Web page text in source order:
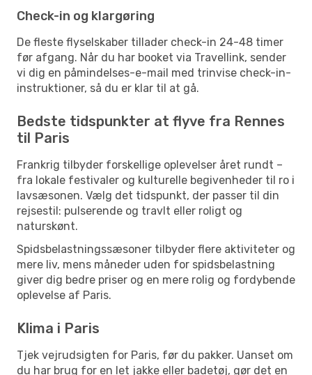
Check-in og klargøring
De fleste flyselskaber tillader check-in 24-48 timer
før afgang. Når du har booket via Travellink, sender
vi dig en påmindelses-e-mail med trinvise check-in-
instruktioner, så du er klar til at gå.
Bedste tidspunkter at flyve fra Rennes
til Paris
Frankrig tilbyder forskellige oplevelser året rundt –
fra lokale festivaler og kulturelle begivenheder til ro i
lavsæsonen. Vælg det tidspunkt, der passer til din
rejsestil: pulserende og travlt eller roligt og
naturskønt.
Spidsbelastningssæsoner tilbyder flere aktiviteter og
mere liv, mens måneder uden for spidsbelastning
giver dig bedre priser og en mere rolig og fordybende
oplevelse af Paris.
Klima i Paris
Tjek vejrudsigten for Paris, før du pakker. Uanset om
du har brug for en let jakke eller badetøj, gør det en